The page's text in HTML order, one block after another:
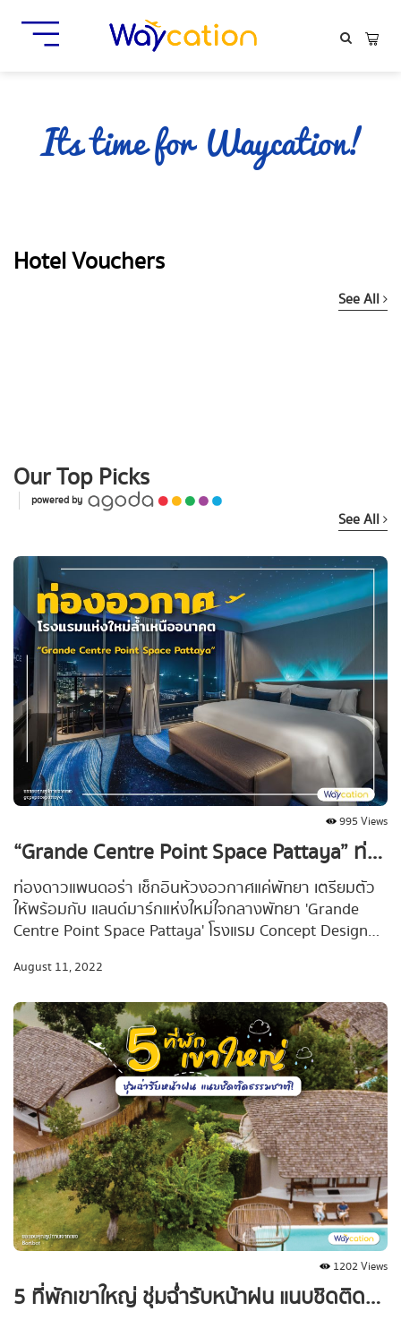
Hotel Vouchers
See All
Our Top Picks
powered by
See All
995 Views
“Grande Centre Point Space Pattaya” ท่องอวกาศ โรงแรมแห่งใหม่ล้ำเหนืออนาคต
ท่องดาวแพนดอร่า เช็กอินห้วงอวกาศแค่พัทยา เตรียมตัว
ให้พร้อมกับ แลนด์มาร์กแห่งใหม่ใจกลางพัทยา 'Grande
Centre Point Space Pattaya' โรงแรม Concept Design
เหนือให้ว้าวกว่าใครได้ในพริบตา เปิดให้บริการอย่างยิ่งใหญ่
August 11, 2022
1202 Views
5 ที่พักเขาใหญ่ ชุ่มฉ่ำรับหน้าฝน แนบชิดติดธรรมชาติ